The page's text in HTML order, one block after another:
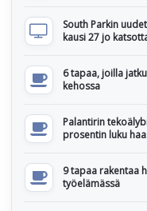
South Parkin
kausi 27 jo
6 tapaa, joilla
kehossa
Palantirin
prosentin luku
9 tapaa rakentaa
työelämässä